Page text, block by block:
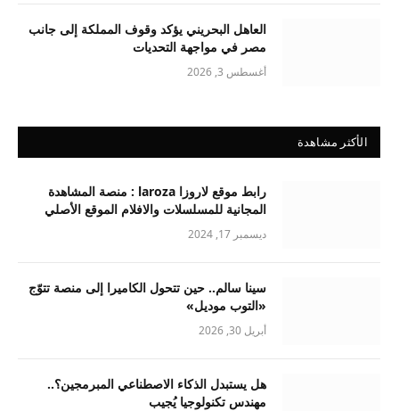
العاهل البحريني يؤكد وقوف المملكة إلى جانب
مصر في مواجهة التحديات
أغسطس 3, 2026
الأكثر مشاهدة
رابط موقع لاروزا laroza : منصة المشاهدة
المجانية للمسلسلات والافلام الموقع الأصلي
ديسمبر 17, 2024
سينا سالم.. حين تتحول الكاميرا إلى منصة تتوّج
«التوب موديل»
أبريل 30, 2026
هل يستبدل الذكاء الاصطناعي المبرمجين؟..
مهندس تكنولوجيا يُجيب